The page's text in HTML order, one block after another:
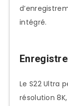
intégré.
Le S22 Ultra
résolution